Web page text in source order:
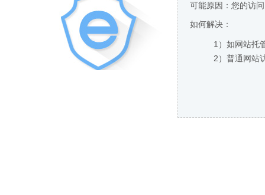
可能原因：您的访
如何解决：
1）如网站托
2）普通网站